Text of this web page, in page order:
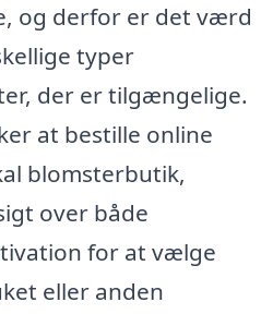
og derfor er det værd
typer
der er tilgængelige.
at bestille online
blomsterbutik,
over både
for at vælge
eller anden